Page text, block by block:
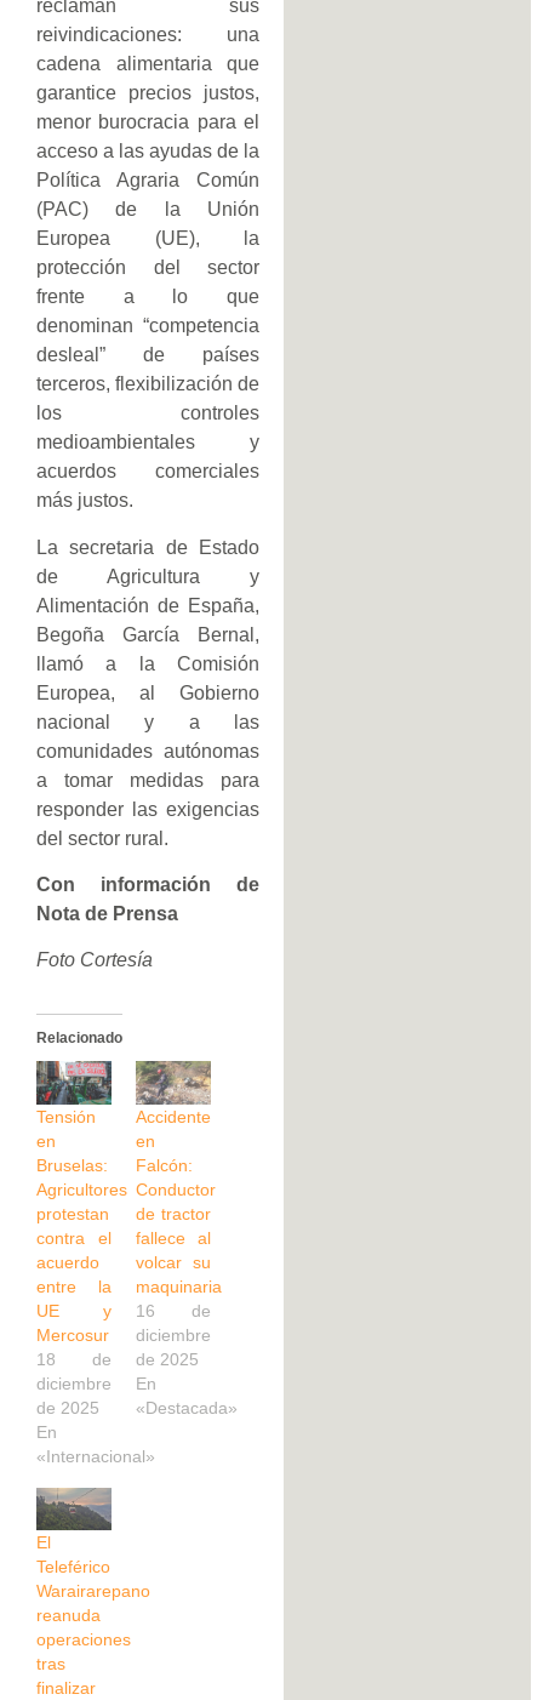
reclaman sus
reivindicaciones: una
cadena alimentaria que
garantice precios justos,
menor burocracia para el
acceso a las ayudas de la
Política Agraria Común
(PAC) de la Unión
Europea (UE), la
protección del sector
frente a lo que
denominan “competencia
desleal” de países
terceros, flexibilización de
los controles
medioambientales y
acuerdos comerciales
más justos.
La secretaria de Estado
de Agricultura y
Alimentación de España,
Begoña García Bernal,
llamó a la Comisión
Europea, al Gobierno
nacional y a las
comunidades autónomas
a tomar medidas para
responder las exigencias
del sector rural.
Con información de
Nota de Prensa
Foto Cortesía
Relacionado
Tensión
en
Bruselas:
Agricultores
protestan
contra el
acuerdo
entre la
UE y
Mercosur
18 de
diciembre
de 2025
En
«Internacional»
Accidente
en
Falcón:
Conductor
de tractor
fallece al
volcar su
maquinaria
16 de
diciembre
de 2025
En
«Destacada»
El
Teleférico
Warairarepano
reanuda
operaciones
tras
finalizar